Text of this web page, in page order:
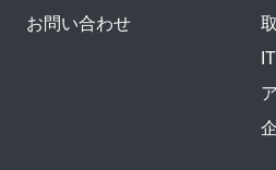
お問い合わせ